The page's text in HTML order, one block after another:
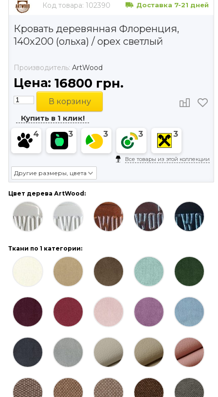
Код товара: 102390 Доставка 7-21 дней
Кровать деревянная Флоренция,
140х200 (ольха) / орех светлый
Производитель: ArtWood
Цена: 16800 грн.
В корзину
Купить в 1 клик!
4
3 3 3 3
Все товары из этой коллекции
Другие размеры, цвета
Цвет дерева АrtWood:
Ткани по 1 категории: